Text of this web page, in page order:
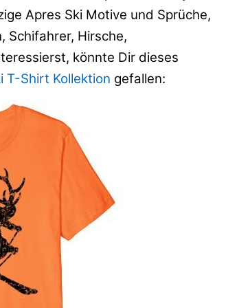
Apres Ski Motive und Sprüche,
Schifahrer, Hirsche,
könnte Dir dieses
T-Shirt Kollektion gefallen: